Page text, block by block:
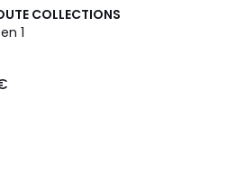
COLLECTIONS
1